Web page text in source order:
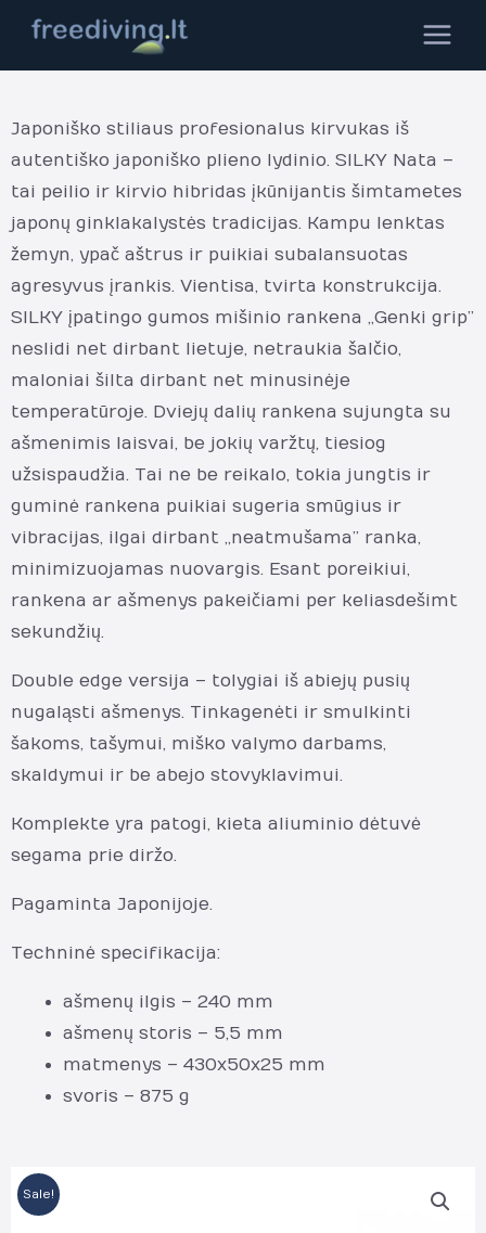
turinio
MAIN
Japoniško stiliaus profesionalus kirvukas iš
autentiško japoniško plieno lydinio. SILKY Nata –
tai peilio ir kirvio hibridas įkūnijantis šimtametes
japonų ginklakalystės tradicijas. Kampu lenktas
žemyn, ypač aštrus ir puikiai subalansuotas
agresyvus įrankis. Vientisa, tvirta konstrukcija.
SILKY įpatingo gumos mišinio rankena „Genki grip”
neslidi net dirbant lietuje, netraukia šalčio,
maloniai šilta dirbant net minusinėje
temperatūroje. Dviejų dalių rankena sujungta su
ašmenimis laisvai, be jokių varžtų, tiesiog
užsispaudžia. Tai ne be reikalo, tokia jungtis ir
guminė rankena puikiai sugeria smūgius ir
vibracijas, ilgai dirbant „neatmušama” ranka,
minimizuojamas nuovargis. Esant poreikiui,
rankena ar ašmenys pakeičiami per keliasdešimt
sekundžių.
Double edge versija – tolygiai iš abiejų pusių
nugaląsti ašmenys. Tinka genėti ir smulkinti
šakoms, tašymui, miško valymo darbams,
skaldymui ir be abejo stovyklavimui.
Komplekte yra patogi, kieta aliuminio dėtuvė
segama prie diržo.
Pagaminta Japonijoje.
Techninė specifikacija:
ašmenų ilgis – 240 mm
ašmenų storis – 5,5 mm
matmenys – 430x50x25 mm
svoris – 875 g
Sale!